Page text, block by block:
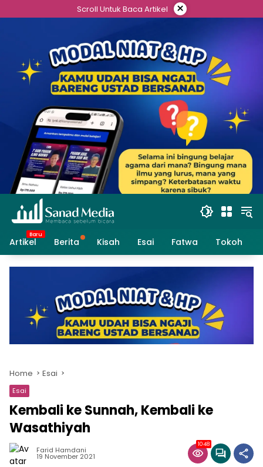
to
Scroll Untuk Baca Artikel ×
Artikel Berita Kisah Esai Fatwa Tokoh
Home Esai
Esai
Kembali ke Sunnah, Kembali ke
Wasathiyah
Farid Hamdani
19 November 2021
1048